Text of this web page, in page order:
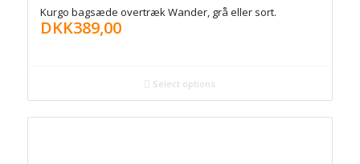
Kurgo bagsæde overtræk Wander, grå eller sort.
DKK389,00
Select options